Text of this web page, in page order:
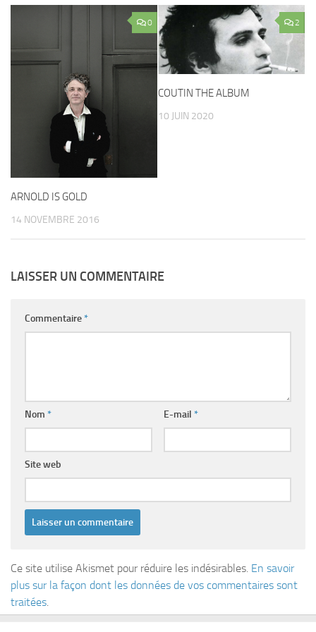
0
ARNOLD IS GOLD
14 NOVEMBRE 2016
2
COUTIN THE ALBUM
10 JUIN 2020
LAISSER UN COMMENTAIRE
Commentaire*
Nom * E-mail *
Site web
Ce site utilise Akismet pour réduire les indésirables. En savoir
plus sur la façon dont les données de vos commentaires sont
traitées